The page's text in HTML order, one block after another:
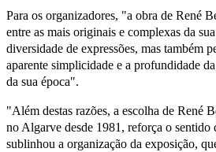
Para os organizadores, "a obra de René
entre as mais originais e complexas da
diversidade de expressões, mas também
aparente simplicidade e a profundidade
da sua época".
"Além destas razões, a escolha de René
no Algarve desde 1981, reforça o sentido
sublinhou a organização da exposição,